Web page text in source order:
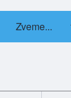
Zveme...